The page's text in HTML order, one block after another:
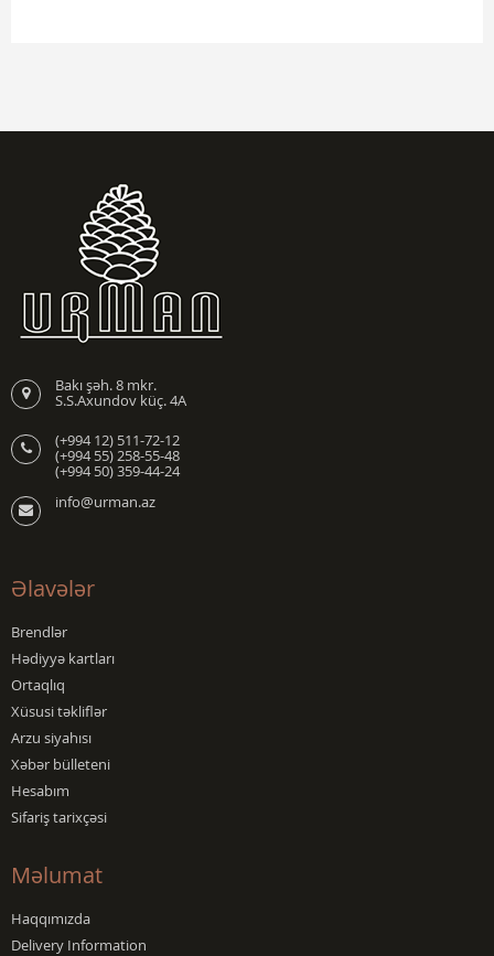
Bakı şəh. 8 mkr.
S.S.Axundov küç. 4A
(+994 12) 511-72-12
(+994 55) 258-55-48
(+994 50) 359-44-24
info@urman.az
Əlavələr
Brendlər
Hədiyyə kartları
Ortaqlıq
Xüsusi təkliflər
Arzu siyahısı
Xəbər bülleteni
Hesabım
Sifariş tarixçəsi
Məlumat
Haqqımızda
Delivery Information